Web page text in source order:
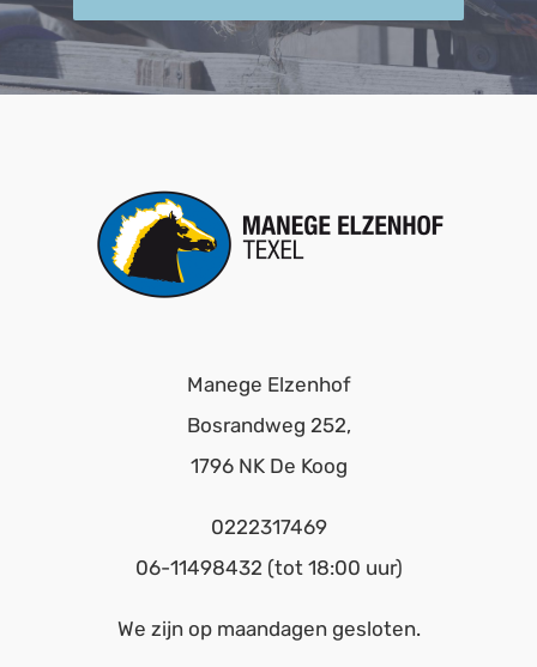
Manege Elzenhof
Bosrandweg 252,
1796 NK De Koog
0222317469
06-11498432 (tot 18:00 uur)
We zijn op maandagen gesloten.